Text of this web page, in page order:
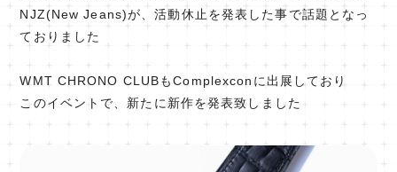
NJZ(New Jeans)が、活動休止を発表した事で話題となっ
ておりました
WMT CHRONO CLUBもComplexconに出展しており
このイベントで、新たに新作を発表致しました